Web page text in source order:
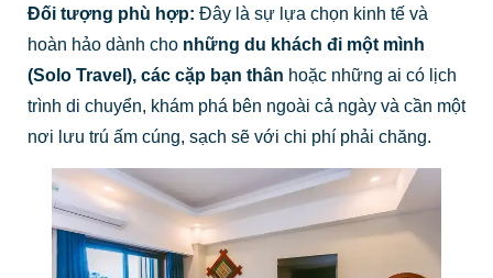
Đối tượng phù hợp: Đây là sự lựa chọn kinh tế và
hoàn hảo dành cho những du khách đi một mình
(Solo Travel), các cặp bạn thân hoặc những ai có lịch
trình di chuyển, khám phá bên ngoài cả ngày và cần một
nơi lưu trú ấm cúng, sạch sẽ với chi phí phải chăng.